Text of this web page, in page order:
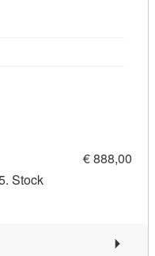
Microsoft
€ 888,00
Stock